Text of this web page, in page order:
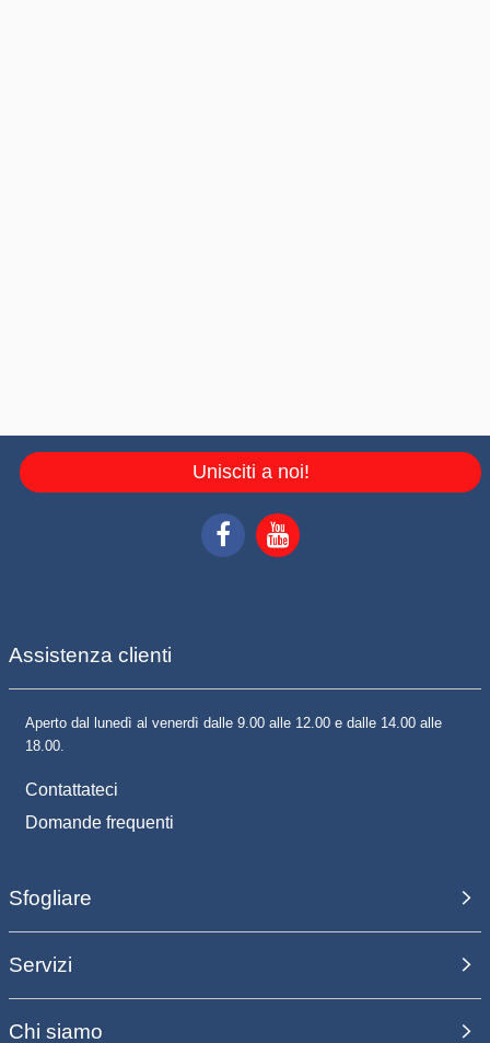
Unisciti a noi!
Assistenza clienti
Aperto dal lunedì al venerdì dalle 9.00 alle 12.00 e dalle 14.00 alle
18.00.
Contattateci
Domande frequenti
Sfogliare
Servizi
Chi siamo